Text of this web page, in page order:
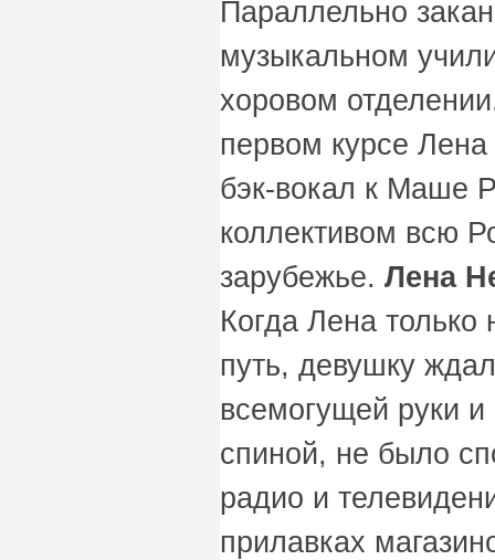
Параллельно
музыкальном
хоровом
первом курсе Лена
бэк-вокал к Маше
коллективом всю
зарубежье. Лена
Когда Лена
путь, девушку
всемогущей руки
спиной, не было
радио и
прилавках